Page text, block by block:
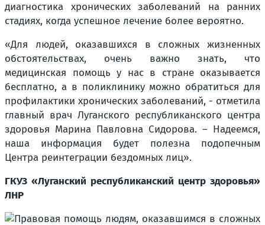
диагностика хронических заболеваний на ранних
стадиях, когда успешное лечение более вероятно.
«Для людей, оказавшихся в сложных жизненных
обстоятельствах, очень важно знать, что
медицинская помощь у нас в стране оказывается
бесплатно, а в поликлинику можно обратиться для
профилактики хронических заболеваний, - отметила
главный врач Луганского республиканского центра
здоровья Марина Павловна Сидорова. – Надеемся,
наша информация будет полезна подопечным
Центра реинтеграции бездомных лиц».
ГКУЗ «Луганский республиканский центр здоровья»
ЛНР